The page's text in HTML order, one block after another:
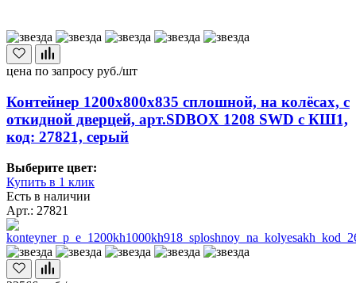
цена по запросу руб./шт
Контейнер 1200х800х835 сплошной, на колёсах, с
откидной дверцей, арт.SDBOX 1208 SWD с КШ1,
код: 27821, серый
Выберите цвет:
Купить в 1 клик
Есть в наличии
Арт.: 27821